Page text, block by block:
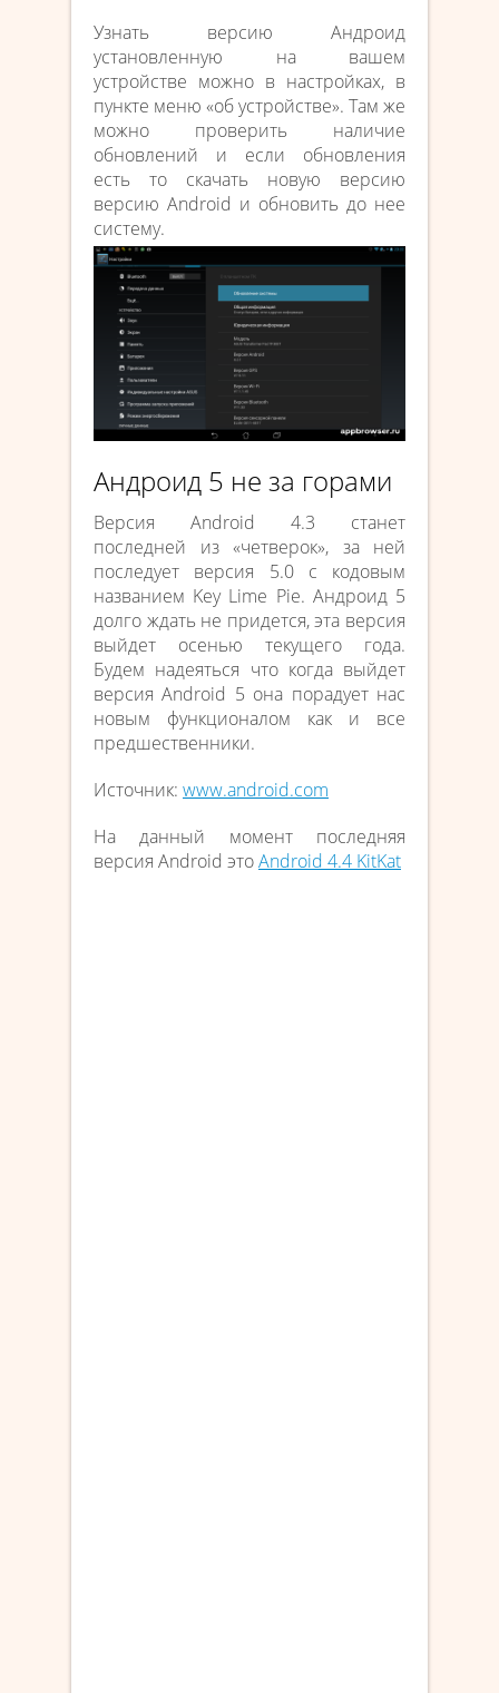
Узнать версию Андроид
установленную на вашем
устройстве можно в настройках, в
пункте меню «об устройстве». Там же
можно проверить наличие
обновлений и если обновления
есть то скачать новую версию
версию Android и обновить до нее
систему.
Андроид 5 не за горами
Версия Android 4.3 станет
последней из «четверок», за ней
последует версия 5.0 с кодовым
названием Key Lime Pie. Андроид 5
долго ждать не придется, эта версия
выйдет осенью текущего года.
Будем надеяться что когда выйдет
версия Android 5 она порадует нас
новым функционалом как и все
предшественники.
Источник: www.android.com
На данный момент последняя
версия Android этоAndroid 4.4 KitKat